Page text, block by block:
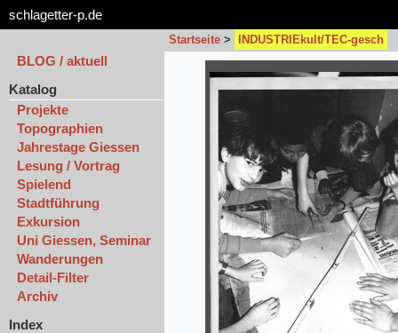
schlagetter-p.de
Startseite > INDUSTRIEkult/TEC-gesch
BLOG / aktuell
Katalog
Projekte
Topographien
Jahrestage Giessen
Lesung / Vortrag
Spielend
Stadtführung
Exkursion
Uni Giessen, Seminar
Wanderungen
Detail-Filter
Archiv
Index